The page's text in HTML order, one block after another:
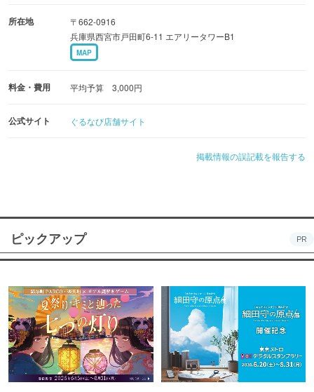
所在地
〒662-0916
兵庫県西宮市戸田町6-11 エアリータワーB1
MAP
料金・費用 平均予算 3,000円
公式サイト ぐるなび店舗サイト
掲載情報の誤記載を報告する
ピックアップ PR